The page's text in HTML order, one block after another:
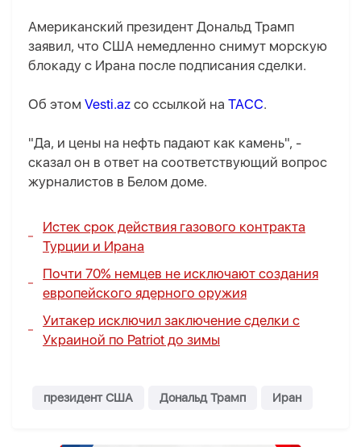
Американский президент Дональд Трамп
заявил, что США немедленно снимут морскую
блокаду с Ирана после подписания сделки.
Об этом Vesti.az со ссылкой на ТАСС.
"Да, и цены на нефть падают как камень", -
сказал он в ответ на соответствующий вопрос
журналистов в Белом доме.
Истек срок действия газового контракта
Турции и Ирана
Почти 70% немцев не исключают создания
европейского ядерного оружия
Уитакер исключил заключение сделки с
Украиной по Patriot до зимы
президент США Дональд Трамп Иран